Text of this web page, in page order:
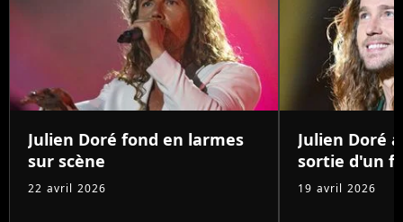
Julien Doré fond en larmes
sur scène
22 avril 2026
Julien Doré
sortie d'un
19 avril 2026